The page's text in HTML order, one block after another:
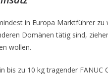
in Europa Marktführer
Domänen tätig sind,
wollen.
bis zu 10 kg tragender FANUC